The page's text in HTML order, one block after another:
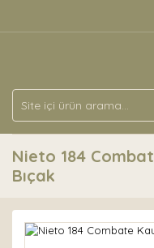
Nieto 184
Bıçak